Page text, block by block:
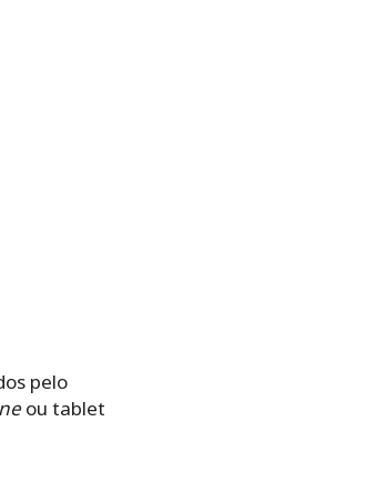
pelo
ou tablet